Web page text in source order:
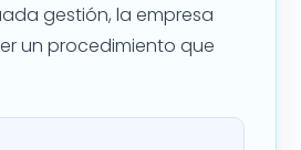
gestión, la empresa
un procedimiento que